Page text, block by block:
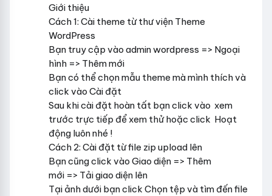
Giới thiệu
Cách 1: Cài theme từ thư viện Theme
WordPress
Bạn truy cập vào admin wordpress => Ngoại
hình => Thêm mới
Bạn có thể chọn mẫu theme mà mình thích và
click vào Cài đặt
Sau khi cài đặt hoàn tất bạn click vào xem
trước trực tiếp để xem thử hoặc click Hoạt
động luôn nhé !
Cách 2: Cài đặt từ file zip upload lên
Bạn cũng click vào Giao diện => Thêm
mới => Tải giao diện lên
Tại ảnh dưới bạn click Chọn tệp và tìm đến file